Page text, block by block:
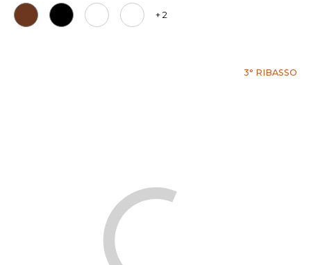
+ 2
3° RIBASSO